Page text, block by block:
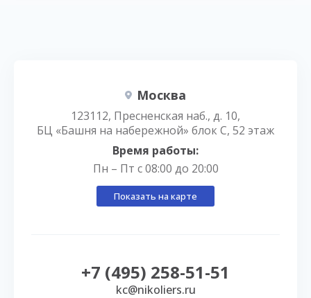
Москва
123112, Пресненская наб., д. 10,
БЦ «Башня на набережной» блок С, 52 этаж
Время работы:
Пн – Пт с 08:00 до 20:00
Показать на карте
+7 (495) 258-51-51
kc@nikoliers.ru